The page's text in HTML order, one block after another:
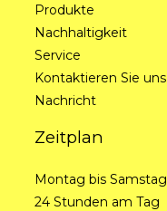
Produkte
Nachhaltigkeit
Service
Kontaktieren Sie uns
Nachricht
Zeitplan
Montag bis Samstag
24 Stunden am Tag